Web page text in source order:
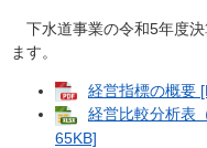
下水道事業の令和5年度
ます。
経営指標の概要
経営比較分析表
65KB]